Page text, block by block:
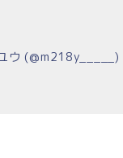
ウ (@m218y_____)